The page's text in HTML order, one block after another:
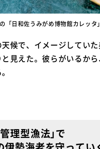
「日和佐うみがめ博物館カレッ
候で、イメージしてい
見えた。彼らがいるか
理型漁法｣で